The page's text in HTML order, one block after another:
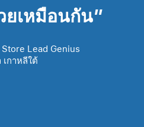
ยเหมือนกัน
Lead Genius
เกาหลีใต้